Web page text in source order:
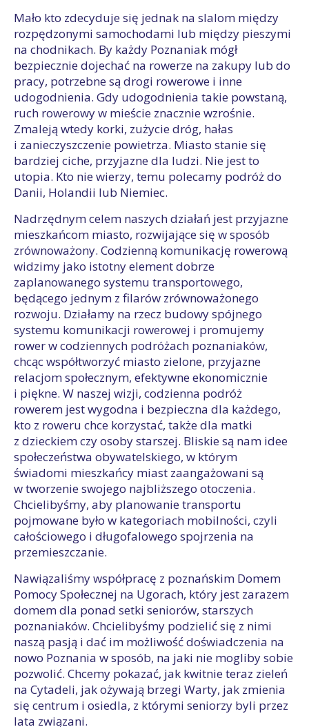
Mało kto zdecyduje się jednak na slalom między
rozpędzonymi samochodami lub między pieszymi
na chodnikach. By każdy Poznaniak mógł
bezpiecznie dojechać na rowerze na zakupy lub do
pracy, potrzebne są drogi rowerowe i inne
udogodnienia. Gdy udogodnienia takie powstaną,
ruch rowerowy w mieście znacznie wzrośnie.
Zmaleją wtedy korki, zużycie dróg, hałas
i zanieczyszczenie powietrza. Miasto stanie się
bardziej ciche, przyjazne dla ludzi. Nie jest to
utopia. Kto nie wierzy, temu polecamy podróż do
Danii, Holandii lub Niemiec.
Nadrzędnym celem naszych działań jest przyjazne
mieszkańcom miasto, rozwijające się w sposób
zrównoważony. Codzienną komunikację rowerową
widzimy jako istotny element dobrze
zaplanowanego systemu transportowego,
będącego jednym z filarów zrównoważonego
rozwoju. Działamy na rzecz budowy spójnego
systemu komunikacji rowerowej i promujemy
rower w codziennych podróżach poznaniaków,
chcąc współtworzyć miasto zielone, przyjazne
relacjom społecznym, efektywne ekonomicznie
i piękne. W naszej wizji, codzienna podróż
rowerem jest wygodna i bezpieczna dla każdego,
kto z roweru chce korzystać, także dla matki
z dzieckiem czy osoby starszej. Bliskie są nam idee
społeczeństwa obywatelskiego, w którym
świadomi mieszkańcy miast zaangażowani są
w tworzenie swojego najbliższego otoczenia.
Chcielibyśmy, aby planowanie transportu
pojmowane było w kategoriach mobilności, czyli
całościowego i długofalowego spojrzenia na
przemieszczanie.
Nawiązaliśmy współpracę z poznańskim Domem
Pomocy Społecznej na Ugorach, który jest zarazem
domem dla ponad setki seniorów, starszych
poznaniaków. Chcielibyśmy podzielić się z nimi
naszą pasją i dać im możliwość doświadczenia na
nowo Poznania w sposób, na jaki nie mogliby sobie
pozwolić. Chcemy pokazać, jak kwitnie teraz zieleń
na Cytadeli, jak ożywają brzegi Warty, jak zmienia
się centrum i osiedla, z którymi seniorzy byli przez
lata związani.